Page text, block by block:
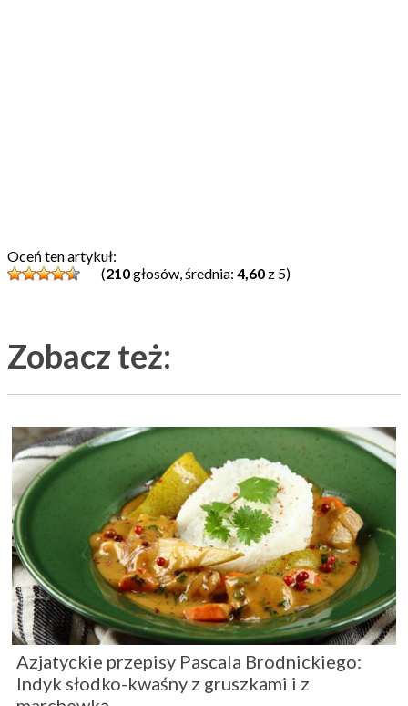
Oceń ten artykuł:
(210głosów, średnia: 4,60 z 5)
Zobacz też:
Azjatyckie przepisy Pascala Brodnickiego:
Indyk słodko-kwaśny z gruszkami i z